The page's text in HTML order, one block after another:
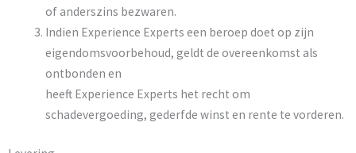
of anderszins bezwaren.
Indien Experience Experts een beroep doet op zijn
eigendomsvoorbehoud, geldt de overeenkomst als
ontbonden en
heeft Experience Experts het recht om
schadevergoeding, gederfde winst en rente te vorderen.